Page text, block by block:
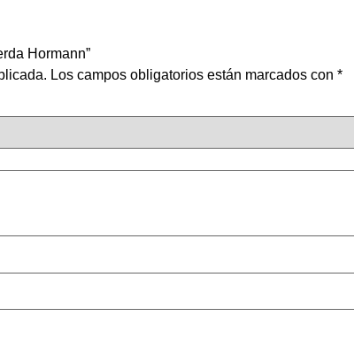
Hormann”
Los campos obligatorios están marcados con *